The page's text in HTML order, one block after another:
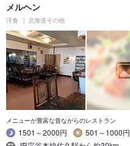
メルヘン
洋食 北海道その他
メニューが豊富な昔ながらのレストラン
1501～2000円
501～1000円